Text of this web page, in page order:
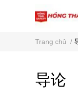
Trang chủ /
导论